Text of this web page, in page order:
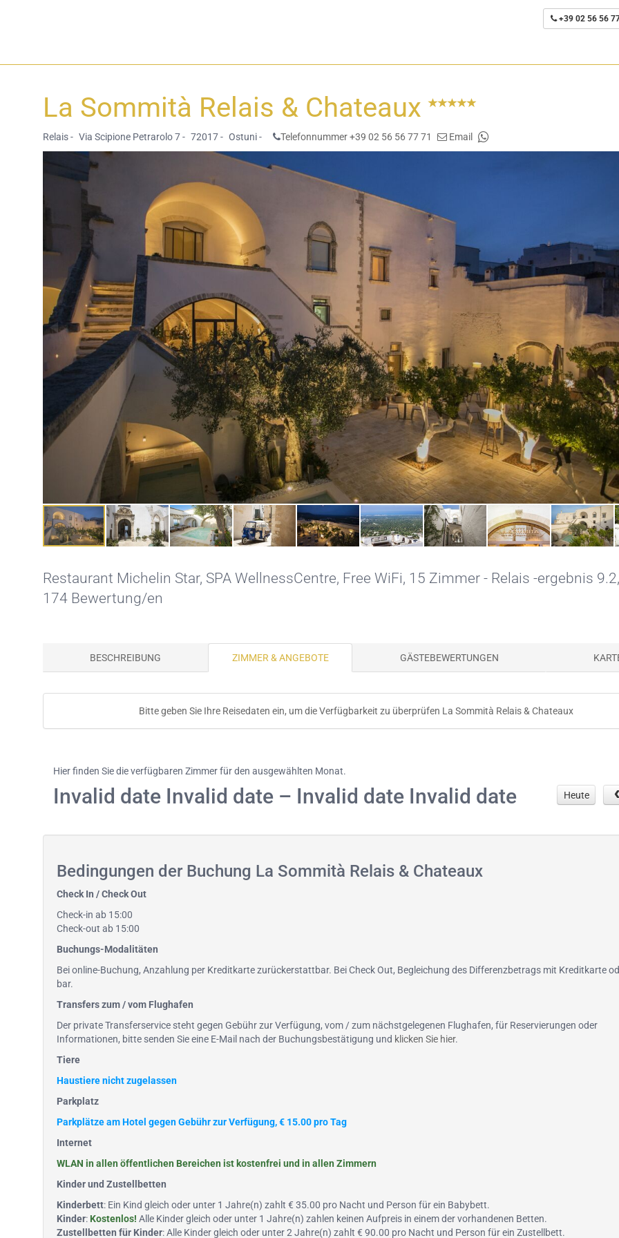
+39 02 56 56
La Sommità Relais & Chateaux
Relais - Via Scipione Petrarolo 7 - 72017 - Ostuni - Telefonnummer +39 02 56 56 77 71 Email
Restaurant Michelin Star, SPA WellnessCentre, Free WiFi, 15 Zimmer - Relais -ergebnis
174 Bewertung/en
BESCHREIBUNG ZIMMER & ANGEBOTE GÄSTEBEWERTUNGEN
Bitte geben Sie Ihre Reisedaten ein, um die Verfügbarkeit zu überprüfen La Sommità Relais & Chateaux
Hier finden Sie die verfügbaren Zimmer für den ausgewählten Monat.
Invalid date Invalid date – Invalid date Invalid date Heute
Bedingungen der Buchung La Sommità Relais & Chateaux
Check In / Check Out
Check-in ab 15:00
Check-out ab 15:00
Buchungs-Modalitäten
Bei online-Buchung, Anzahlung per Kreditkarte zurückerstattbar. Bei Check Out, Begleichung des Differenzbetrags mit Kreditkarte
bar.
Transfers zum / vom Flughafen
Der private Transferservice steht gegen Gebühr zur Verfügung, vom / zum nächstgelegenen Flughafen, für Reservierungen oder
Informationen, bitte senden Sie eine E-Mail nach der Buchungsbestätigung und klicken Sie hier.
Tiere
Haustiere nicht zugelassen
Parkplatz
Parkplätze am Hotel gegen Gebühr zur Verfügung, € 15.00 pro Tag
Internet
WLAN in allen öffentlichen Bereichen ist kostenfrei und in allen Zimmern
Kinder und Zustellbetten
Kinderbett: Ein Kind gleich oder unter 1 Jahre(n) zahlt € 35.00 pro Nacht und Person für ein Babybett.
Kinder: Kostenlos! Alle Kinder gleich oder unter 1 Jahre(n) zahlen keinen Aufpreis in einem der vorhandenen Betten.
Zustellbetten für Kinder: Alle Kinder gleich oder unter 2 Jahre(n) zahlt € 90.00 pro Nacht und Person für ein Zustellbett.